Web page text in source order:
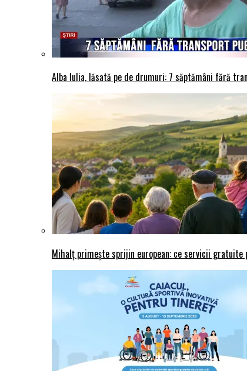
Alba Iulia, lăsată pe de drumuri: 7 săptămâni fără
Mihalț primește sprijin european: ce servicii